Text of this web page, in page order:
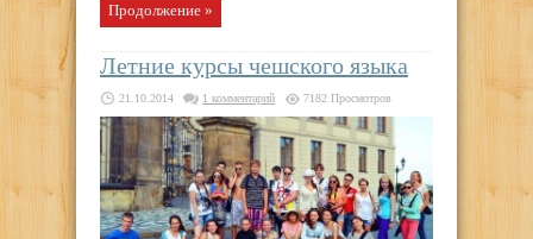
Продолжение »
Летние курсы чешского языка
21.10.2014 1 комментарий 7182 Просмотров